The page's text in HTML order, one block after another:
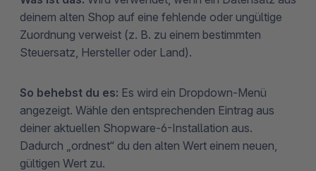
deinem alten Shop auf eine fehlende oder ungültige
Zuordnung verweist (z. B. zu einem bestimmten
Steuersatz, Hersteller oder Land).
So behebst du es: Es wird ein Dropdown-Menü
angezeigt. Wähle den entsprechenden Eintrag aus
deiner aktuellen Shopware-6-Installation aus.
Dadurch „ordnest“ du den alten Wert einem neuen,
gültigen Wert zu.